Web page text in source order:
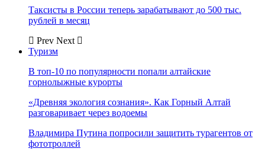
Таксисты в России теперь зарабатывают до 500 тыс.
рублей в месяц
Prev Next
Туризм
В топ-10 по популярности попали алтайские
горнолыжные курорты
«Древняя экология сознания». Как Горный Алтай
разговаривает через водоемы
Владимира Путина попросили защитить турагентов от
фототроллей